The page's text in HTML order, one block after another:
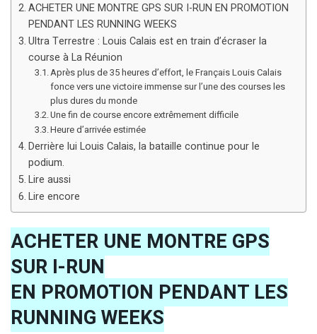
ACHETER UNE MONTRE GPS SUR I-RUN EN PROMOTION
PENDANT LES RUNNING WEEKS
Ultra Terrestre : Louis Calais est en train d’écraser la
course à La Réunion
Après plus de 35 heures d’effort, le Français Louis Calais
fonce vers une victoire immense sur l’une des courses les
plus dures du monde
Une fin de course encore extrêmement difficile
Heure d’arrivée estimée
Derrière lui Louis Calais, la bataille continue pour le
podium.
Lire aussi
Lire encore
ACHETER UNE MONTRE GPS
SUR I-RUN
EN PROMOTION PENDANT LES
RUNNING WEEKS